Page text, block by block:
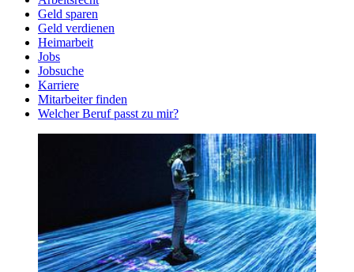
Geld sparen
Geld verdienen
Heimarbeit
Jobs
Jobsuche
Karriere
Mitarbeiter finden
Welcher Beruf passt zu mir?